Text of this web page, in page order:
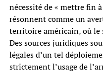
nécessité de « mettre fin
résonnent comme un
territoire américain, où le
Des sources juridiques
légales d’un tel
strictement l’usage de